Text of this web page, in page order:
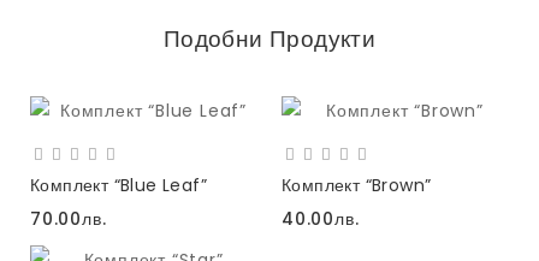
Подобни Продукти
Комплект “Blue Leaf”
70.00лв.
Комплект “Brown”
40.00лв.